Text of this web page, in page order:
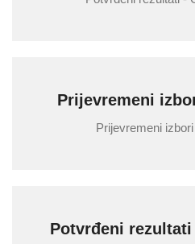
Prijevremeni
Prijevremeni
Potvrđeni